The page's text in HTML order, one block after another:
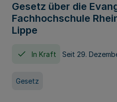
Gesetz über die
Fachhochschule
Lippe
In Kraft Seit 29.
Gesetz